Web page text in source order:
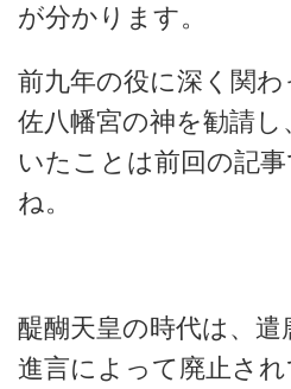
が分かります。
前九年の役に深く関
佐八幡宮の神を勧請
いたことは前回の記
ね。
醍醐天皇の時代は、遣
進言によって廃止さ